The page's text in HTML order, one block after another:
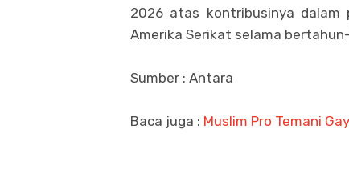
2026 atas kontribusinya dalam
Amerika Serikat selama
Sumber : Antara
Baca juga : Muslim Pro Temani